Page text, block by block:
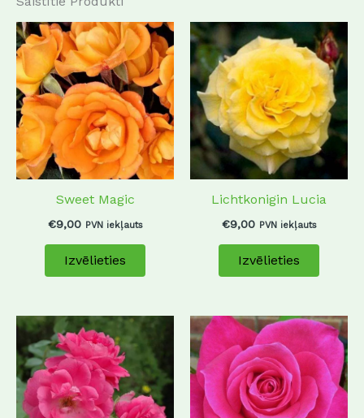
Sweet Magic
€9,00 PVN iekļauts
Izvēlieties
This
product
has
multiple
variants.
The
options
may
on
Lichtkonigin Lucia
€9,00 PVN iekļauts
Izvēlieties
This
has
The
options
may
be
on
This
product
has
multiple
variants.
This
has